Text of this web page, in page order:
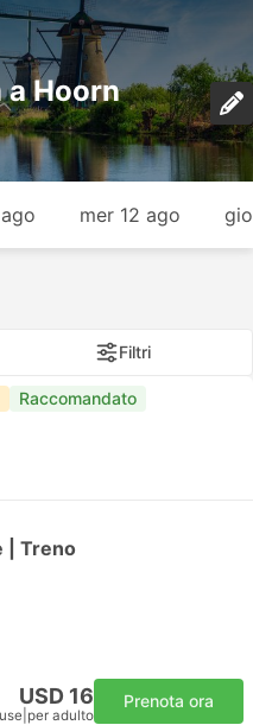
a Hoorn
mer 12 ago
Filtri
Raccomandato
| Treno
USD 16
per adulto
Prenota ora